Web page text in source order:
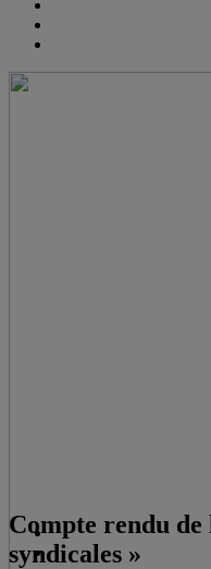
Compte rendu
syndicales »